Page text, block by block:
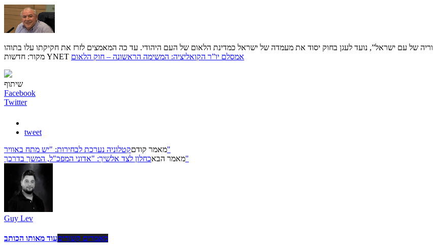
של עם ישראל”, נועד לעגן בחוק יסוד את מעמדה של ישראל כמדינת הלאום של העם היהודי. עד כה המאמצים לזרז את חקיקתו עלו בתוהו
מקור: חדשות YNET אמסלם יו”ר הקואליציה: המשימה הראשונה – חוק הלאום
שיתוף
Facebook
Twitter
tweet
מאמר קודםקטלוניה נערכת לבחירות: "יש מתח באוויר"
מאמר הבאכחלון לצד אלשיך: "אדוני המפכ"ל, המשך בדרכך"
Guy Lev
מאמרים קשוריםעוד מאותו הכותב